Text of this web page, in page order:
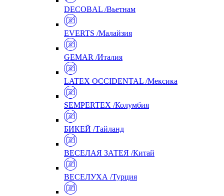
DECOBAL /Вьетнам
EVERTS /Малайзия
GEMAR /Италия
LATEX OCCIDENTAL /Мексика
SEMPERTEX /Колумбия
БИКЕЙ /Тайланд
ВЕСЕЛАЯ ЗАТЕЯ /Китай
ВЕСЕЛУХА /Турция